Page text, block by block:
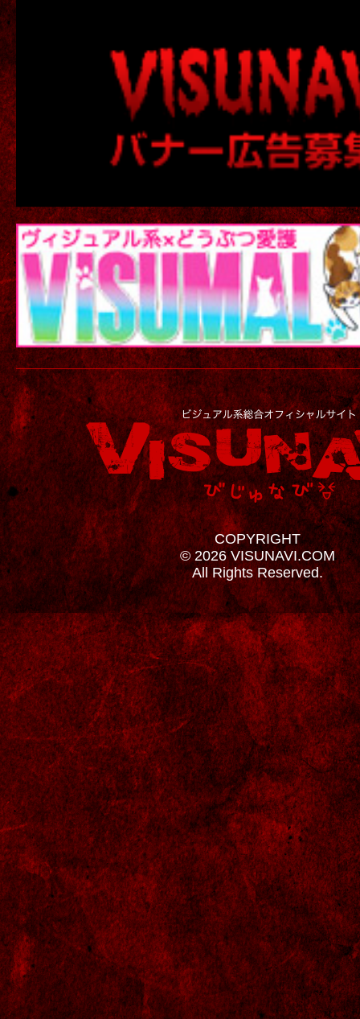
COPYRIGHT
© 2026 VISUNAVI.COM
All Rights Reserved.